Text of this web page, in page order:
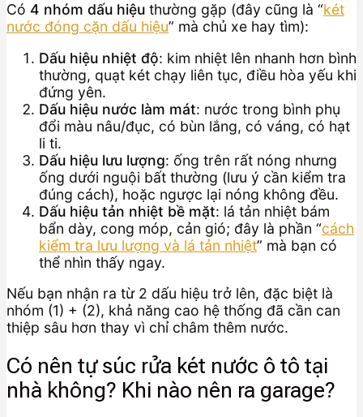
Có 4 nhóm dấu hiệu thường gặp (đây cũng là “két
nước đóng cặn dấu hiệu” mà chủ xe hay tìm):
Dấu hiệu nhiệt độ: kim nhiệt lên nhanh hơn bình
thường, quạt két chạy liên tục, điều hòa yếu khi
đứng yên.
Dấu hiệu nước làm mát: nước trong bình phụ
đổi màu nâu/đục, có bùn lắng, có váng, có hạt
li ti.
Dấu hiệu lưu lượng: ống trên rất nóng nhưng
ống dưới nguội bất thường (lưu ý cần kiểm tra
đúng cách), hoặc ngược lại nóng không đều.
Dấu hiệu tản nhiệt bề mặt: lá tản nhiệt bám
bẩn dày, cong móp, cản gió; đây là phần “cách
kiểm tra lưu lượng và lá tản nhiệt” mà bạn có
thể nhìn thấy ngay.
Nếu bạn nhận ra từ 2 dấu hiệu trở lên, đặc biệt là
nhóm (1) + (2), khả năng cao hệ thống đã cần can
thiệp sâu hơn thay vì chỉ châm thêm nước.
Có nên tự súc rửa két nước ô tô tại
nhà không? Khi nào nên ra garage?